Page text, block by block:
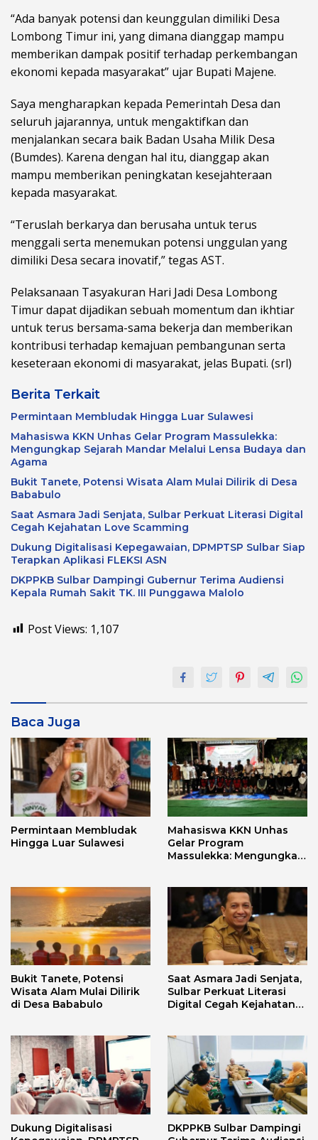
“Ada banyak potensi dan keunggulan dimiliki Desa
Lombong Timur ini, yang dimana dianggap mampu
memberikan dampak positif terhadap perkembangan
ekonomi kepada masyarakat” ujar Bupati Majene.
Saya mengharapkan kepada Pemerintah Desa dan
seluruh jajarannya, untuk mengaktifkan dan
menjalankan secara baik Badan Usaha Milik Desa
(Bumdes). Karena dengan hal itu, dianggap akan
mampu memberikan peningkatan kesejahteraan
kepada masyarakat.
“Teruslah berkarya dan berusaha untuk terus
menggali serta menemukan potensi unggulan yang
dimiliki Desa secara inovatif,” tegas AST.
Pelaksanaan Tasyakuran Hari Jadi Desa Lombong
Timur dapat dijadikan sebuah momentum dan ikhtiar
untuk terus bersama-sama bekerja dan memberikan
kontribusi terhadap kemajuan pembangunan serta
keseteraan ekonomi di masyarakat, jelas Bupati. (srl)
Berita Terkait
Permintaan Membludak Hingga Luar Sulawesi
Mahasiswa KKN Unhas Gelar Program Massulekka:
Mengungkap Sejarah Mandar Melalui Lensa Budaya dan
Agama
Bukit Tanete, Potensi Wisata Alam Mulai Dilirik di Desa
Bababulo
Saat Asmara Jadi Senjata, Sulbar Perkuat Literasi Digital
Cegah Kejahatan Love Scamming
Dukung Digitalisasi Kepegawaian, DPMPTSP Sulbar Siap
Terapkan Aplikasi FLEKSI ASN
DKPPKB Sulbar Dampingi Gubernur Terima Audiensi
Kepala Rumah Sakit TK. III Punggawa Malolo
Post Views: 1,107
Baca Juga
Permintaan Membludak
Hingga Luar Sulawesi
Mahasiswa KKN Unhas
Gelar Program
Massulekka: Mengungkap
Bukit Tanete, Potensi
Wisata Alam Mulai Dilirik
di Desa Bababulo
Saat Asmara Jadi Senjata,
Sulbar Perkuat Literasi
Digital Cegah Kejahatan
Dukung Digitalisasi
DKPPKB Sulbar Dampingi